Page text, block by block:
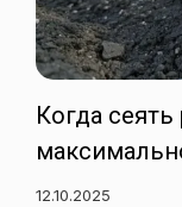
Когда
12.10.2025